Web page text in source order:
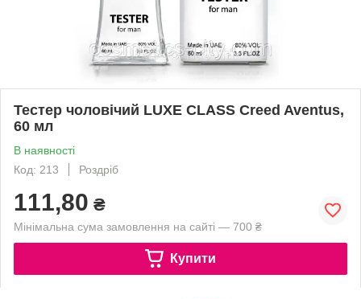
Тестер чоловічий LUXE CLASS Creed Aventus,
60 мл
В наявності
Код: 213
Роздріб
111,80 ₴
Мінімальна сума замовлення на сайті — 700 ₴
Купити